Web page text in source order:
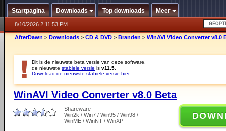
Startpagina Downloads Top downloads Meer
8/10/2026 2:11:53 PM
AfterDawn > Downloads > CD & DVD > Branden > WinAVI Video Converter v8.0
Dit is de nieuwste beta versie van deze software.
de nieuwste stabiele versie is v11.5
Download de nieuwste stabiele versie hier.
WinAVI Video Converter v8.0 Beta
Shareware
Win2k / Win7 / Win95 / Win98 /
WinME / WinNT / WinXP